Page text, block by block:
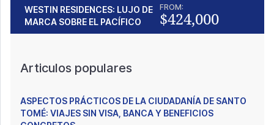
WESTIN RESIDENCES: LUJO DE
MARCA SOBRE EL PACÍFICO
FROM:
$424,000
Articulos populares
ASPECTOS PRÁCTICOS DE LA CIUDADANÍA DE SANTO
TOMÉ: VIAJES SIN VISA, BANCA Y BENEFICIOS